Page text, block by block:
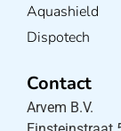
Aquashield
Dispotech
Contact
Arvem B.V.